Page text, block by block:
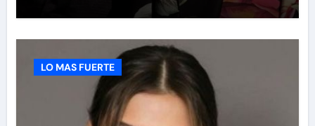
LO MAS FUERTE